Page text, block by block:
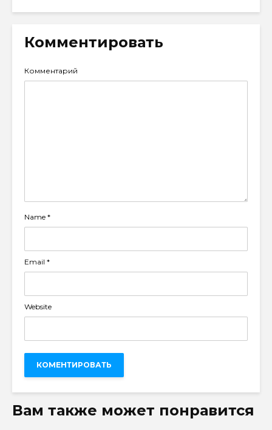
Комментировать
Комментарий
Name *
Email *
Website
Вам также может понравится